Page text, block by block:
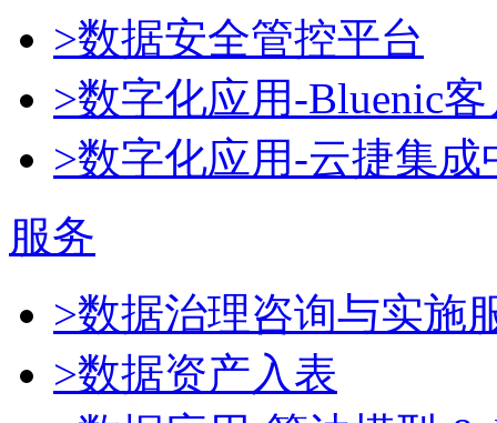
>数据安全管控平台
>数字化应用-Bluenic
>数字化应用-云捷集成
服务
>数据治理咨询与实施
>数据资产入表